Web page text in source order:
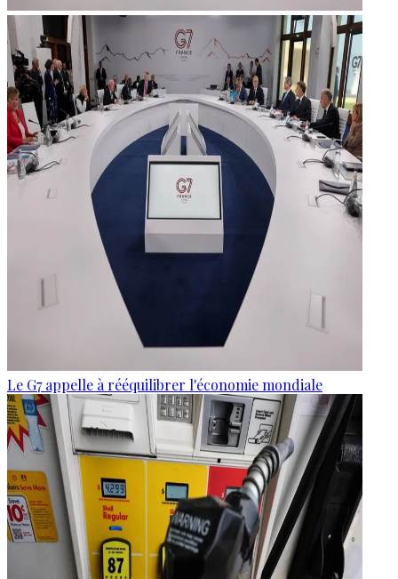
Le G7 appelle à rééquilibrer l'économie mondiale